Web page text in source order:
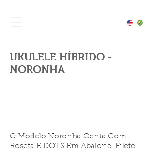
UKULELE HÍBRIDO -
NORONHA
O Modelo Noronha Conta Com
Roseta E DOTS Em Abalone, Filete